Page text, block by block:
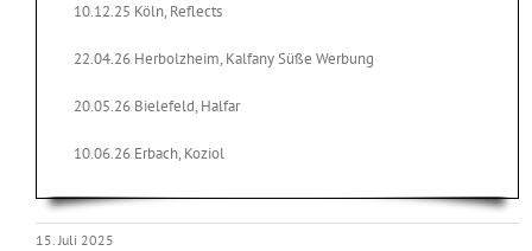
10.12.25 Köln, Reflects
22.04.26 Herbolzheim, Kalfany Süße Werbung
20.05.26 Bielefeld, Halfar
10.06.26 Erbach, Koziol
15. Juli 2025